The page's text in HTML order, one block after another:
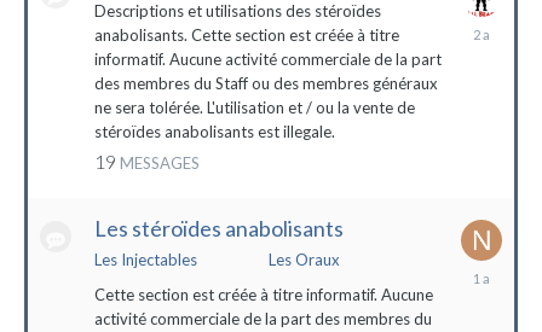
Descriptions et utilisations des stéroïdes
anabolisants. Cette section est créée à titre
informatif. Aucune activité commerciale de la part
des membres du Staff ou des membres généraux
ne sera tolérée. L'utilisation et / ou la vente de
stéroïdes anabolisants est illegale.
19 MESSAGES
26
Les stéroïdes anabolisants
Les Injectables
Les Oraux
Cette section est créée à titre informatif. Aucune
activité commerciale de la part des membres du